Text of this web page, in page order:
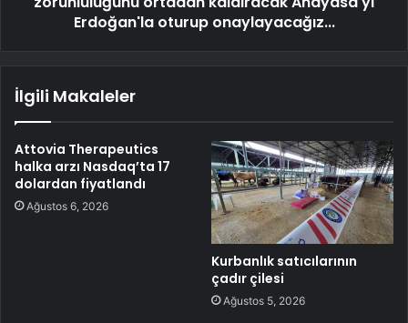
Erdoğan'la oturup onaylayacağız...
İlgili Makaleler
Attovia Therapeutics
halka arzı Nasdaq’ta 17
dolardan fiyatlandı
Ağustos 6, 2026
Kurbanlık satıcılarının
çadır çilesi
Ağustos 5, 2026